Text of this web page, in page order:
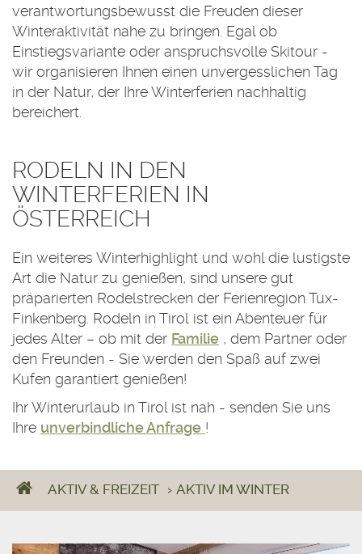
verantwortungsbewusst die Freuden dieser
Winteraktivität nahe zu bringen. Egal ob
Einstiegsvariante oder anspruchsvolle Skitour -
wir organisieren Ihnen einen unvergesslichen Tag
in der Natur, der Ihre Winterferien nachhaltig
bereichert.
RODELN IN DEN
WINTERFERIEN IN
ÖSTERREICH
Ein weiteres Winterhighlight und wohl die lustigste
Art die Natur zu genießen, sind unsere gut
präparierten Rodelstrecken der Ferienregion Tux-
Finkenberg. Rodeln in Tirol ist ein Abenteuer für
jedes Alter – ob mit der Familie , dem Partner oder
den Freunden - Sie werden den Spaß auf zwei
Kufen garantiert genießen!
Ihr Winterurlaub in Tirol ist nah - senden Sie uns
Ihre unverbindliche Anfrage !
AKTIV & FREIZEIT › AKTIV IM WINTER